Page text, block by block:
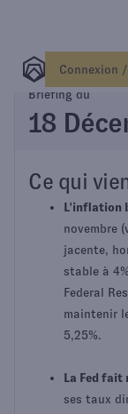
Connexion
Briefing du
18
Ce qui
L'inflation
novembre
jacente,
stable à
Federal
maintenir
5,25%.
La Fed fait
ses taux